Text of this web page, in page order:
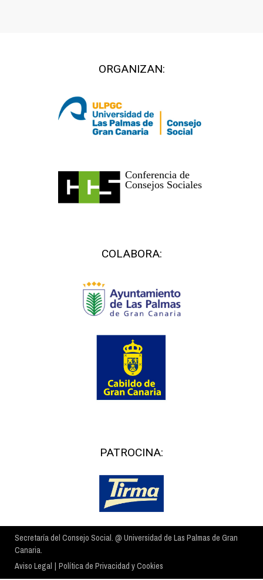
ORGANIZAN:
COLABORA:
PATROCINA:
Secretaría del Consejo Social. @ Universidad de Las Palmas de Gran
Canaria.
Aviso Legal | Política de Privacidad y Cookies